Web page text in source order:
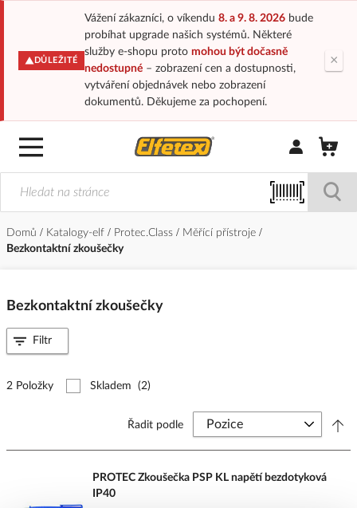
DŮLEŽITÉ
Vážení zákazníci, o víkendu 8. a 9. 8. 2026bude
probíhat upgrade našich systémů. Některé
služby e-shopu proto mohou být dočasně
nedostupné– zobrazení cen a dostupnosti,
vytváření objednávek nebo zobrazení
dokumentů. Děkujeme za pochopení.
×
Přihlásit/
Domů Katalogy-elf Protec.Class
Měřící přístroje
Bezkontaktní zkoušečky
Bezkontaktní zkoušečky
2 Položky Skladem (2)
Řadit podle
PROTEC Zkoušečka PSP KL napětí bezdotyková
IP40
Filtr